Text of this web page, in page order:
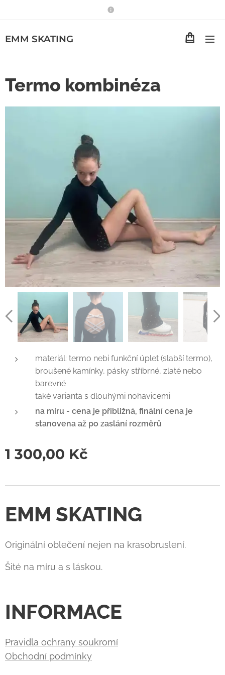
EMM SKATING
Termo kombinéza
materiál: termo nebi funkční úplet (slabší termo),
broušené kamínky, pásky stříbrné, zlaté nebo
barevné
také varianta s dlouhými nohavicemi
na míru - cena je přibližná, finální cena je
stanovena až po zaslání rozměrů
1 300,00 Kč
EMM SKATING
Originální oblečení nejen na krasobruslení.
Šité na míru a s láskou.
INFORMACE
Pravidla ochrany soukromí
Obchodní podmínky